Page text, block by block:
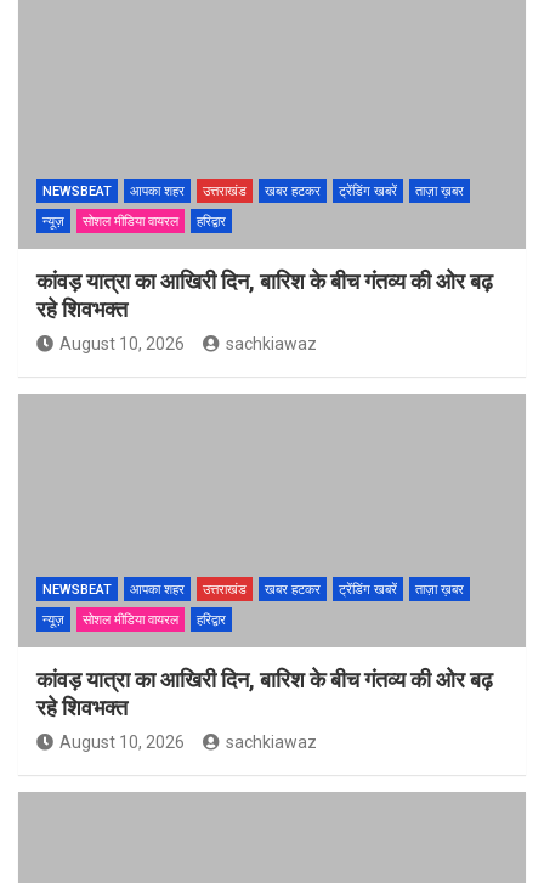
NEWSBEAT आपका शहर उत्तराखंड खबर हटकर ट्रेंडिंग खबरें
ताज़ा ख़बर
न्यूज़
सोशल मीडिया वायरल हरिद्वार
कांवड़ यात्रा का आखिरी दिन, बारिश के बीच गंतव्य की ओर बढ़
रहे शिवभक्त
August 10, 2026 sachkiawaz
NEWSBEAT आपका शहर उत्तराखंड खबर हटकर ट्रेंडिंग खबरें
ताज़ा ख़बर
न्यूज़
सोशल मीडिया वायरल हरिद्वार
कांवड़ यात्रा का आखिरी दिन, बारिश के बीच गंतव्य की ओर बढ़
रहे शिवभक्त
August 10, 2026 sachkiawaz